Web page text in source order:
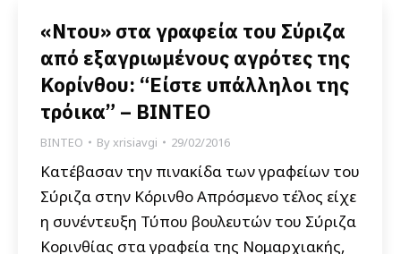
«Ντου» στα γραφεία του Σύριζα
από εξαγριωμένους αγρότες της
Κορίνθου: “Είστε υπάλληλοι της
τρόικα” – ΒΙΝΤΕΟ
ΒΙΝΤΕΟ Byxrisiavgi 29/02/2016
Κατέβασαν την πινακίδα των γραφείων του
Σύριζα στην Κόρινθο Απρόσμενο τέλος είχε
η συνέντευξη Τύπου βουλευτών του Σύριζα
Κορινθίας στα γραφεία της Νομαρχιακής,